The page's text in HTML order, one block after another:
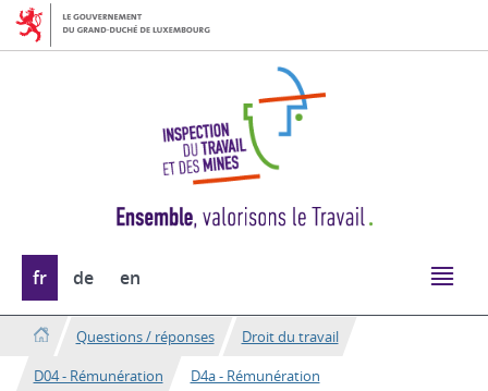
Aller
Aller
au
Changer
de
langue
fr de en
Questions / réponses
Droit du travail
D04 - Rémunération
D4a - Rémunération